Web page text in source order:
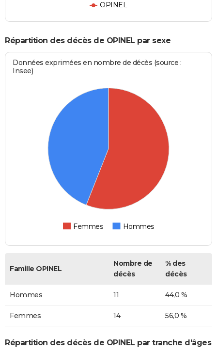
OPINEL
Répartition des décès de OPINEL par sexe
Données exprimées en nombre de décès (source :
Insee)
Femmes Hommes
Famille OPINEL
Nombre de
décès
% des
décès
Hommes 11 44,0 %
Femmes 14 56,0 %
Répartition des décès de OPINEL par tranche d'âges